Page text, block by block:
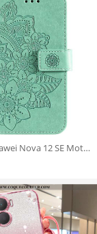
Housse Huawei Nova 12 SE Motif Floral à Lanière